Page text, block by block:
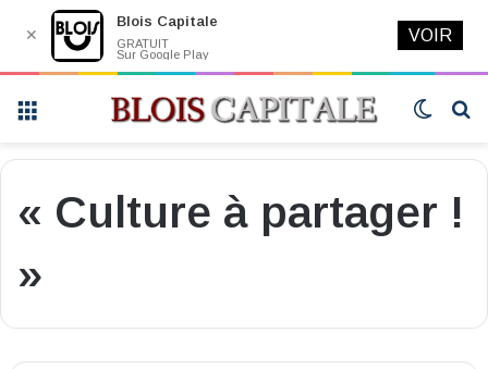
Switch
« Culture à partager !
»
✕
Blois Capitale
GRATUIT
Sur Google Play
VOIR